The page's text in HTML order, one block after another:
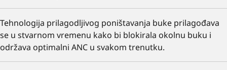
Tehnologija prilagodljivog poništavanja buke prilagođava
se u stvarnom vremenu kako bi blokirala okolnu buku i
održava optimalni ANC u svakom trenutku.